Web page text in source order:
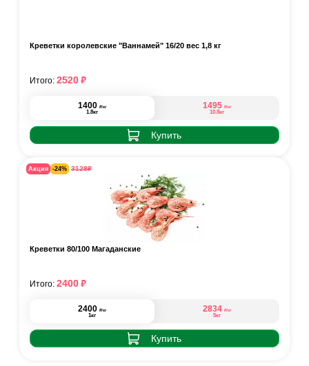
Креветки королевские "Ваннамей" 16/20 вес 1,8 кг
1400 ₽/кг
1.8кг
1495 ₽/кг
10.8кг
Купить
Итого: 2520₽
Акция -24% 3128₽
Креветки 80/100 Магаданские
2400 ₽/кг
1кг
2834 ₽/кг
5кг
Купить
Итого: 2400₽